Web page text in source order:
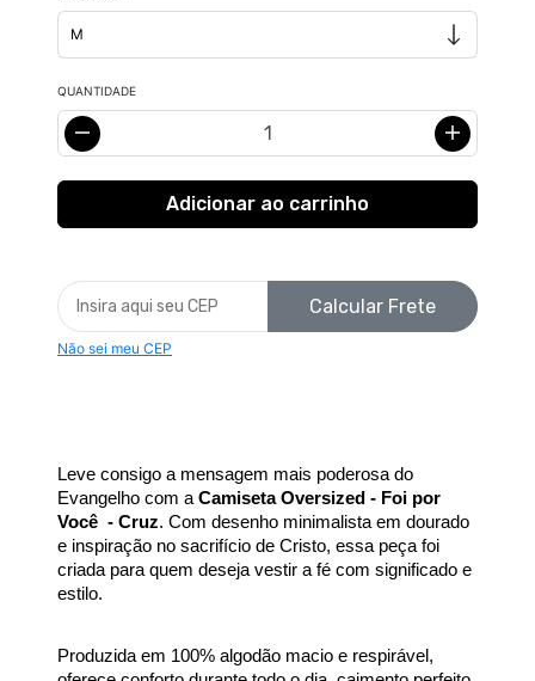
QUANTIDADE
Calcular Frete
Não sei meu CEP
Leve consigo a mensagem mais poderosa do
Evangelho com a Camiseta Oversized - Foi por
Você  - Cruz. Com desenho minimalista em dourado
e inspiração no sacrifício de Cristo, essa peça foi
criada para quem deseja vestir a fé com significado e
estilo.
Produzida em 100% algodão macio e respirável,